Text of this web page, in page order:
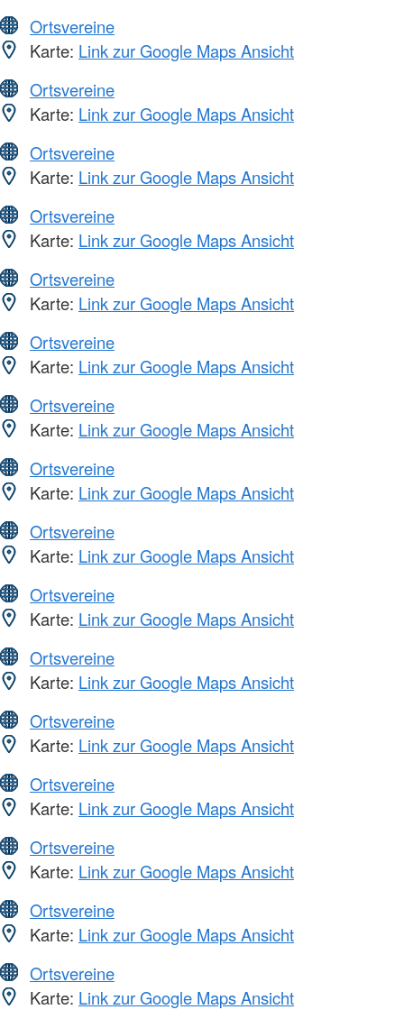
Ortsvereine
Karte: Link zur Google Maps Ansicht
Ortsvereine
Karte: Link zur Google Maps Ansicht
Ortsvereine
Karte: Link zur Google Maps Ansicht
Ortsvereine
Karte: Link zur Google Maps Ansicht
Ortsvereine
Karte: Link zur Google Maps Ansicht
Ortsvereine
Karte: Link zur Google Maps Ansicht
Ortsvereine
Karte: Link zur Google Maps Ansicht
Ortsvereine
Karte: Link zur Google Maps Ansicht
Ortsvereine
Karte: Link zur Google Maps Ansicht
Ortsvereine
Karte: Link zur Google Maps Ansicht
Ortsvereine
Karte: Link zur Google Maps Ansicht
Ortsvereine
Karte: Link zur Google Maps Ansicht
Ortsvereine
Karte: Link zur Google Maps Ansicht
Ortsvereine
Karte: Link zur Google Maps Ansicht
Ortsvereine
Karte: Link zur Google Maps Ansicht
Ortsvereine
Karte: Link zur Google Maps Ansicht